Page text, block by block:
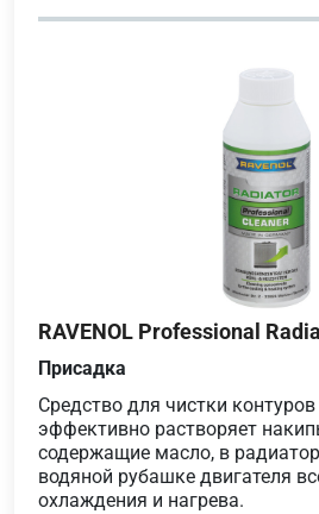
RAVENOL Professional
Присадка
Средство для чистки
эффективно растворяет
содержащие масло, в
водяной рубашке двигателя
охлаждения и нагрева.